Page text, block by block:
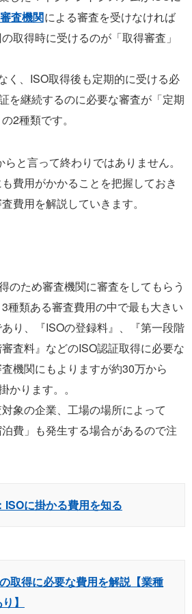
査機関による審査を受けなければ
取得時に受けるのが「取得審査」
く、ISO取得後も定期的に受ける必
を継続するのに必要な審査が「定期
2種類です。
らと言って終わりではありません。
費用がかかることを把握しておき
費用を解説していきます。
のため審査機関に審査をしてもらう
種類ある審査費用の中で最も大きい
り、『ISOの登録料』、『第一段階
査料』などのISO認証取得に必要な
機関にもよりますが約30万から
かります。。
象の企業、工場の場所によって
泊費」も発生する場合があるので注
ISOに掛かる費用を知る
取得に必要な費用を解説【業種
】